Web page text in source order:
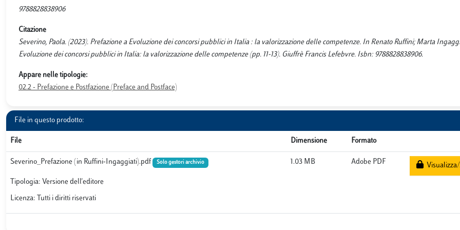
9788828838906
Citazione
Severino, Paola. (2023). Prefazione a Evoluzione dei concorsi pubblici in Italia : la valorizzazione delle competenze. In Renato Ruffini; Marta
Evoluzione dei concorsi pubblici in Italia: la valorizzazione delle competenze (pp. 11-13). Giuffrè Francis Lefebvre. Isbn: 9788828838906.
Appare nelle tipologie:
02.2 - Prefazione e Postfazione (Preface and Postface)
File in questo prodotto:
File Dimensione Formato
Severino_Prefazione (in Ruffini-Ingaggiati).pdf Solo gestori archivio
Tipologia: Versione dell'editore
Licenza: Tutti i diritti riservati
1.03 MB Adobe PDF